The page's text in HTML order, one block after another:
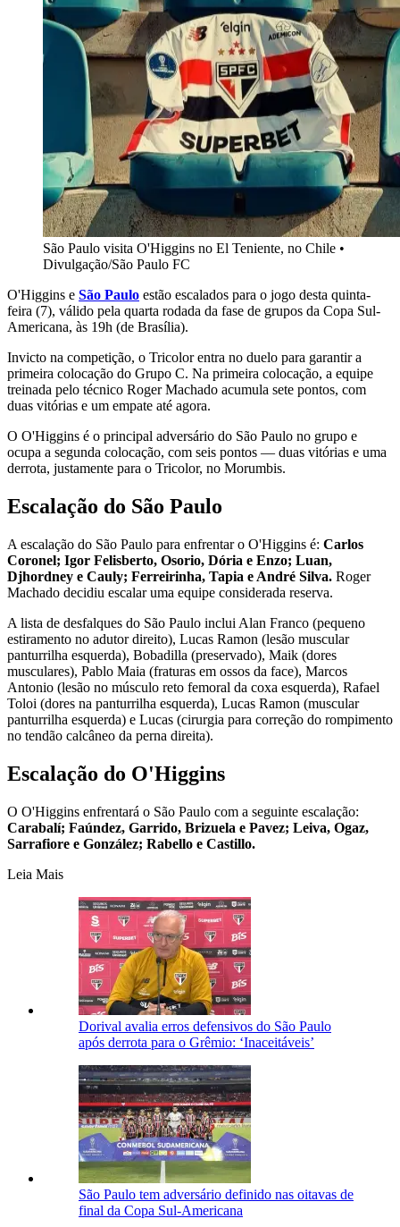
São Paulo visita O'Higgins no El Teniente, no Chile •
Divulgação/São Paulo FC
O'Higgins e São Paulo estão escalados para o jogo desta quinta-
feira (7), válido pela quarta rodada da fase de grupos da Copa Sul-
Americana, às 19h (de Brasília).
Invicto na competição, o Tricolor entra no duelo para garantir a
primeira colocação do Grupo C. Na primeira colocação, a equipe
treinada pelo técnico Roger Machado acumula sete pontos, com
duas vitórias e um empate até agora.
O O'Higgins é o principal adversário do São Paulo no grupo e
ocupa a segunda colocação, com seis pontos — duas vitórias e uma
derrota, justamente para o Tricolor, no Morumbis.
Escalação do São Paulo
A escalação do São Paulo para enfrentar o O'Higgins é: Carlos
Coronel; Igor Felisberto, Osorio, Dória e Enzo; Luan,
Djhordney e Cauly; Ferreirinha, Tapia e André Silva. Roger
Machado decidiu escalar uma equipe considerada reserva.
A lista de desfalques do São Paulo inclui Alan Franco (pequeno
estiramento no adutor direito), Lucas Ramon (lesão muscular
panturrilha esquerda), Bobadilla (preservado), Maik (dores
musculares), Pablo Maia (fraturas em ossos da face), Marcos
Antonio (lesão no músculo reto femoral da coxa esquerda), Rafael
Toloi (dores na panturrilha esquerda), Lucas Ramon (muscular
panturrilha esquerda) e Lucas (cirurgia para correção do rompimento
no tendão calcâneo da perna direita).
Escalação do O'Higgins
O O'Higgins enfrentará o São Paulo com a seguinte escalação:
Carabalí; Faúndez, Garrido, Brizuela e Pavez; Leiva, Ogaz,
Sarrafiore e González; Rabello e Castillo.
Leia Mais
Dorival avalia erros defensivos do São Paulo
após derrota para o Grêmio: ‘Inaceitáveis’
São Paulo tem adversário definido nas oitavas de
final da Copa Sul-Americana